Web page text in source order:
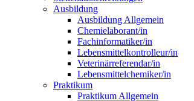
Ausbildung
Ausbildung Allgemein
Chemielaborant/in
Fachinformatiker/in
Lebensmittelkontrolleur/in
Veterinärreferendar/in
Lebensmittelchemiker/in
Praktikum
Praktikum Allgemein